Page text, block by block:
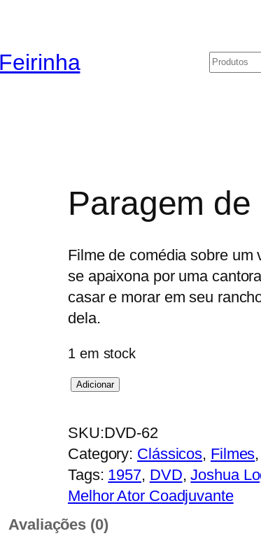
Feirinha
Paragem
Filme de comédia sobre um
se apaixona por uma
casar e morar em seu
dela.
1 em stock
Q
a
n
t
i
a
Adicionar
SKU:DVD-62
Category: Clássicos, Filmes
Tags: 1957, DVD, Joshua
Melhor Ator Coadjuvante
Avaliações (0)